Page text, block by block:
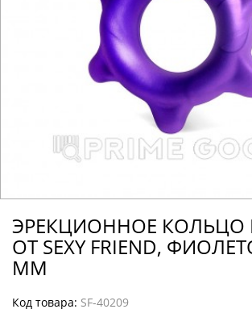
ЭРЕКЦИОННОЕ КОЛЬЦО
ОТ SEXY FRIEND,
ММ
Код товара: SF-40209